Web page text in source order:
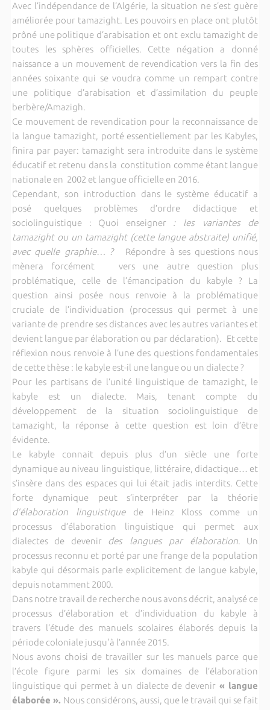
Avec l’indépendance de l’Algérie, la situation ne s’est guère
améliorée pour tamazight. Les pouvoirs en place ont plutôt
prôné une politique d’arabisation et ont exclu tamazight de
toutes les sphères officielles. Cette négation a donné
naissance a un mouvement de revendication vers la fin des
années soixante qui se voudra comme un rempart contre
une politique d’arabisation et d’assimilation du peuple
berbère/Amazigh.
Ce mouvement de revendication pour la reconnaissance de
la langue tamazight, porté essentiellement par les Kabyles,
finira par payer: tamazight sera introduite dans le système
éducatif et retenu dans la constitution comme étant langue
nationale en 2002 et langue officielle en 2016.
Cependant, son introduction dans le système éducatif a
posé quelques problèmes d’ordre didactique et
sociolinguistique : Quoi enseigner : les variantes de
tamazight ou un tamazight (cette langue abstraite) unifié,
avec quelle graphie… ?Répondre à ses questions nous
mènera forcément vers une autre question plus
problématique, celle de l’émancipation du kabyle ? La
question ainsi posée nous renvoie à la problématique
cruciale de l’individuation (processus qui permet à une
variante de prendre ses distances avec les autres variantes et
devient langue par élaboration ou par déclaration). Et cette
réflexion nous renvoie à l’une des questions fondamentales
de cette thèse : le kabyle est-il une langue ou un dialecte ?
Pour les partisans de l’unité linguistique de tamazight, le
kabyle est un dialecte. Mais, tenant compte du
développement de la situation sociolinguistique de
tamazight, la réponse à cette question est loin d’être
évidente.
Le kabyle connait depuis plus d’un siècle une forte
dynamique au niveau linguistique, littéraire, didactique… et
s’insère dans des espaces qui lui était jadis interdits. Cette
forte dynamique peut s’interpréter par la théorie
d’élaboration linguistiquede Heinz Kloss comme un
processus d’élaboration linguistique qui permet aux
dialectes de devenir des langues par élaboration. Un
processus reconnu et porté par une frange de la population
kabyle qui désormais parle explicitement de langue kabyle,
depuis notamment 2000.
Dans notre travail de recherche nous avons décrit, analysé ce
processus d’élaboration et d’individuation du kabyle à
travers l’étude des manuels scolaires élaborés depuis la
période coloniale jusqu'à l’année 2015.
Nous avons choisi de travailler sur les manuels parce que
l’école figure parmi les six domaines de l’élaboration
linguistique qui permet à un dialecte de devenir « langue
élaborée ». Nous considérons, aussi, que le travail qui se fait